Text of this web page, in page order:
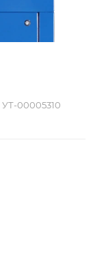
УТ-00005310